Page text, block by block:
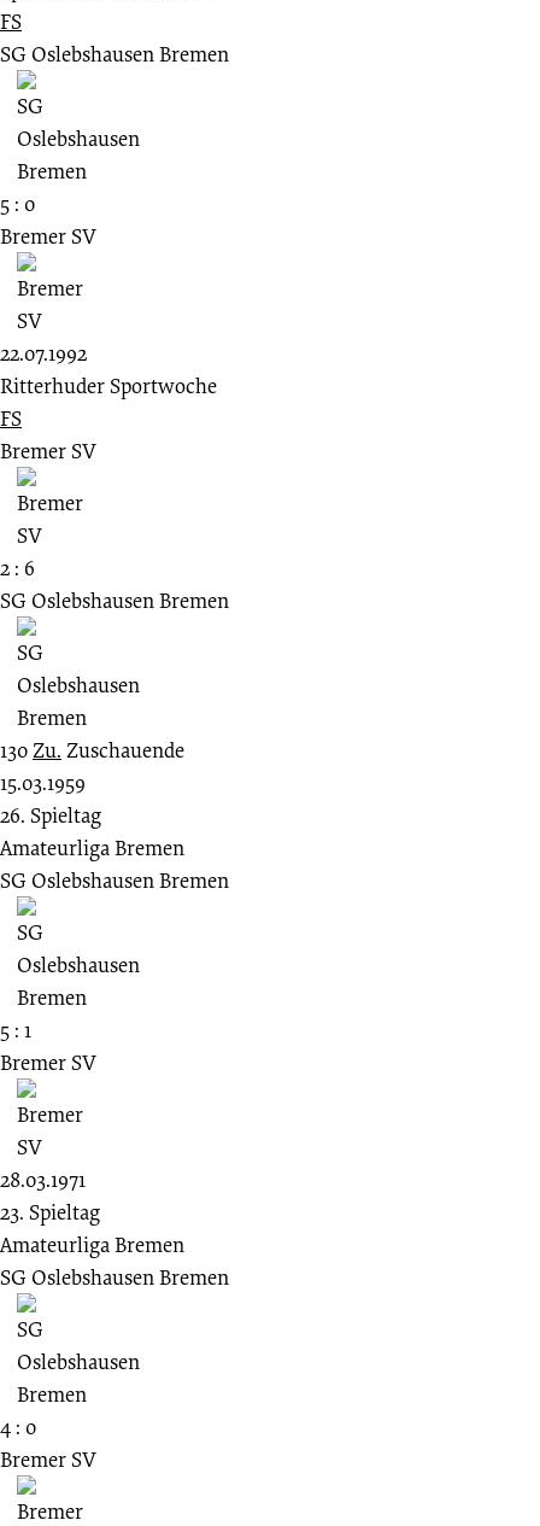
FS
SG Oslebshausen Bremen
5 : 0
Bremer SV
22.07.1992
Ritterhuder Sportwoche
FS
Bremer SV
2 : 6
SG Oslebshausen Bremen
130Zu. Zuschauende
15.03.1959
26. Spieltag
Amateurliga Bremen
SG Oslebshausen Bremen
5 : 1
Bremer SV
28.03.1971
23. Spieltag
Amateurliga Bremen
SG Oslebshausen Bremen
4 : 0
Bremer SV